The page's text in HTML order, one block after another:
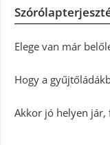
Elege van már
Hogy a
Akkor jó helyen